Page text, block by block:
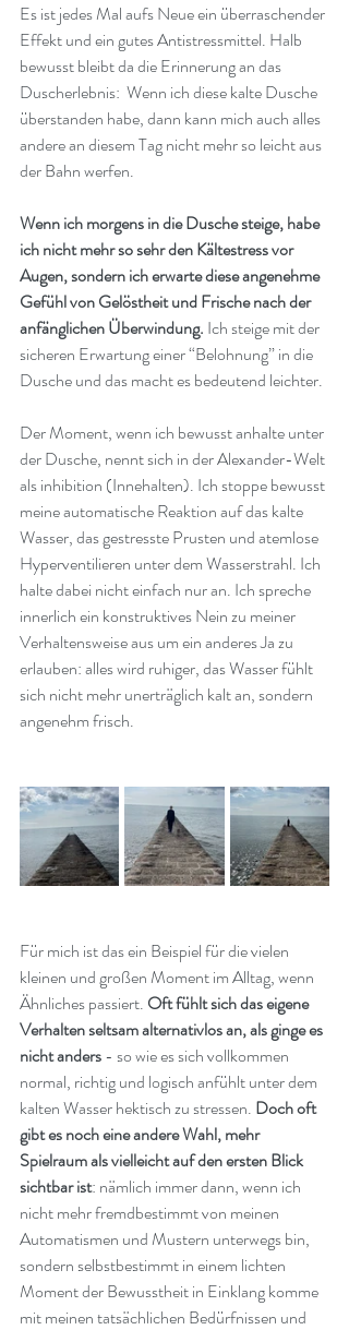
Es ist jedes Mal aufs Neue ein überraschender
Effekt und ein gutes Antistressmittel. Halb
bewusst bleibt da die Erinnerung an das
Duscherlebnis:  Wenn ich diese kalte Dusche
überstanden habe, dann kann mich auch alles
andere an diesem Tag nicht mehr so leicht aus
der Bahn werfen.
Wenn ich morgens in die Dusche steige, habe
ich nicht mehr so sehr den Kältestress vor
Augen, sondern ich erwarte diese angenehme
Gefühl von Gelöstheit und Frische nach der
anfänglichen Überwindung. Ich steige mit der
sicheren Erwartung einer “Belohnung” in die
Dusche und das macht es bedeutend leichter.
Der Moment, wenn ich bewusst anhalte unter
der Dusche, nennt sich in der Alexander-Welt
als inhibition (Innehalten). Ich stoppe bewusst
meine automatische Reaktion auf das kalte
Wasser, das gestresste Prusten und atemlose
Hyperventilieren unter dem Wasserstrahl. Ich
halte dabei nicht einfach nur an. Ich spreche
innerlich ein konstruktives Nein zu meiner
Verhaltensweise aus um ein anderes Ja zu
erlauben: alles wird ruhiger, das Wasser fühlt
sich nicht mehr unerträglich kalt an, sondern
angenehm frisch.
Für mich ist das ein Beispiel für die vielen
kleinen und großen Moment im Alltag, wenn
Ähnliches passiert. Oft fühlt sich das eigene
Verhalten seltsam alternativlos an, als ginge es
nicht anders - so wie es sich vollkommen
normal, richtig und logisch anfühlt unter dem
kalten Wasser hektisch zu stressen. Doch oft
gibt es noch eine andere Wahl, mehr
Spielraum als vielleicht auf den ersten Blick
sichtbar ist: nämlich immer dann, wenn ich
nicht mehr fremdbestimmt von meinen
Automatismen und Mustern unterwegs bin,
sondern selbstbestimmt in einem lichten
Moment der Bewusstheit in Einklang komme
mit meinen tatsächlichen Bedürfnissen und